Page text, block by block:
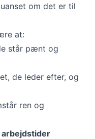
om det er til
at:
står pænt og
de leder efter, og
ren og
arbejdstider